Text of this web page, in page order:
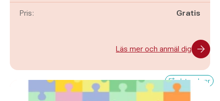
Pris: Gratis
Läs mer och anmäl dig
Få platser kvar